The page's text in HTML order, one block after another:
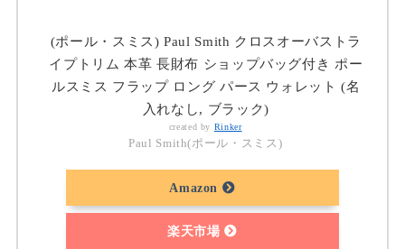
(ポール・スミス) Paul Smith クロスオーバストラ
イプトリム 本革 長財布 ショップバッグ付き ポー
ルスミス フラップ ロング パース ウォレット (名
入れなし, ブラック)
created by Rinker
Paul Smith(ポール・スミス)
Amazon
楽天市場